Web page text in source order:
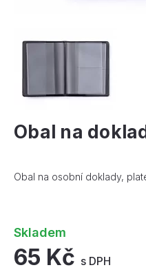
Obal na
Obal na osobní doklady,
Skladem
65 Kč s DPH